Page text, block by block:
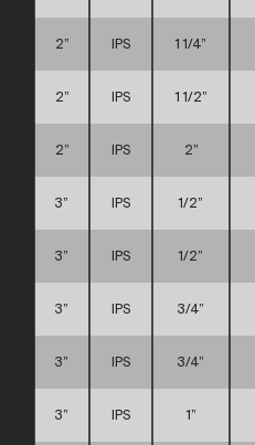
2” IPS 1 1/4”
2” IPS 1 1/2”
2” IPS 2”
3” IPS 1/2”
3” IPS 1/2”
3” IPS 3/4”
3” IPS 3/4”
3” IPS 1”